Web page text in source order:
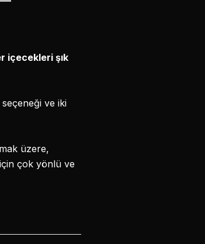
içecekleri şık
ve iki
üzere,
için çok yönlü ve